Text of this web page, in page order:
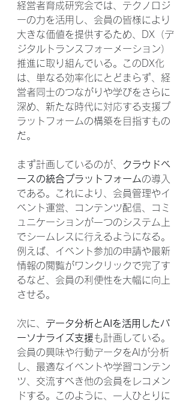
経営者育成研究会では、テクノロジ
ーの力を活用し、会員の皆様により
大きな価値を提供するため、DX（デ
ジタルトランスフォーメーション）
推進に取り組んでいる。このDX化
は、単なる効率化にとどまらず、経
営者同士のつながりや学びをさらに
深め、新たな時代に対応する支援プ
ラットフォームの構築を目指すもの
だ。
まず計画しているのが、 クラウドベ
ースの統合プラットフォームの導入
である。これにより、会員管理やイ
ベント運営、コンテンツ配信、コミ
ュニケーションが一つのシステム上
でシームレスに行えるようになる。
例えば、イベント参加の申請や最新
情報の閲覧がワンクリックで完了す
るなど、会員の利便性を大幅に向上
させる。
次に、 データ分析とAIを活用したパ
ーソナライズ支援も計画している。
会員の興味や行動データをAIが分析
し、最適なイベントや学習コンテン
ツ、交流すべき他の会員をレコメン
ドする。このように、一人ひとりに